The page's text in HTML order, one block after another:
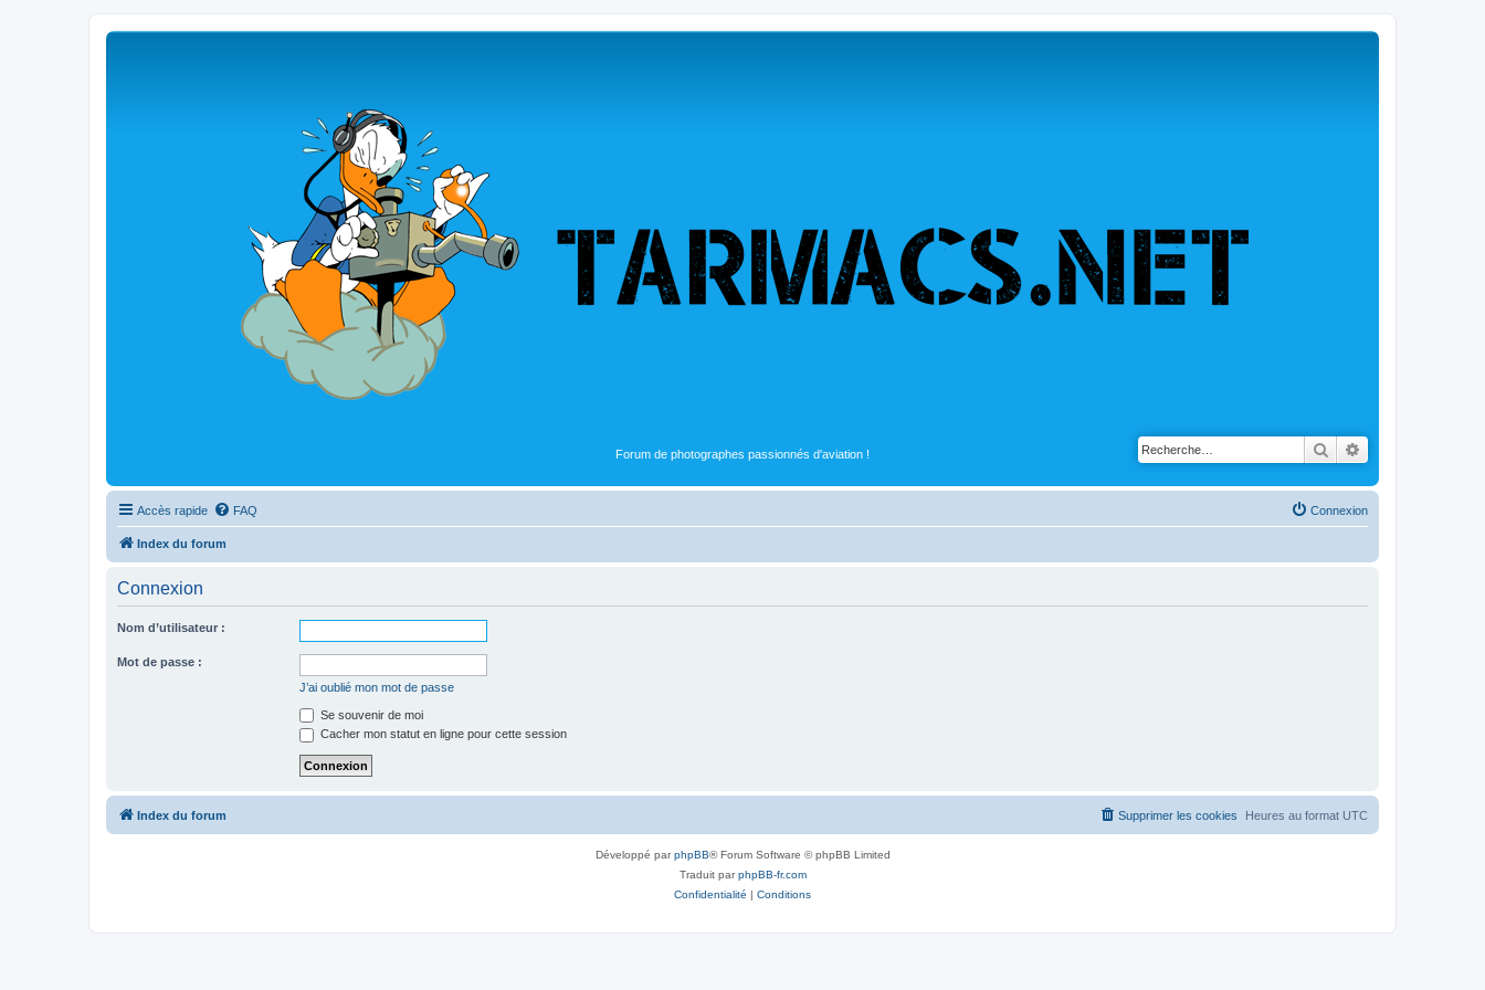
Forum de photographes passionnés d'aviation ! Rechercher
Accès rapide FAQ Connexion
Index du forum
Connexion
Nom d’utilisateur :
Mot de passe :
J’ai oublié mon mot de passe
Se souvenir de moi
Cacher mon statut en ligne pour cette session
Index du forum Heures au format UTC
Supprimer les cookies
Développé parphpBB® Forum Software © phpBB Limited
Traduit parphpBB-fr.com
Confidentialité | Conditions